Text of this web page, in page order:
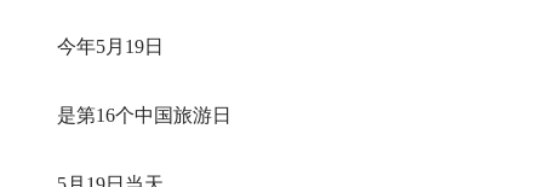
今年5月19日
是第16个中国旅游日